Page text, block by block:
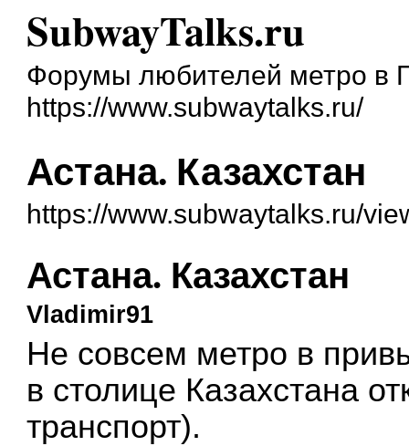
SubwayTalks.ru
Форумы любителей метро в
https://www.subwaytalks.ru/
Астана. Казахстан
https://www.subwaytalks.ru/
Астана. Казахстан
Vladimir91
Не совсем метро в
в столице Казахстана
транспорт).